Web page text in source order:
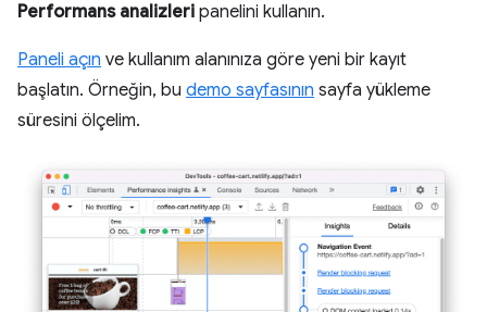
Performans analizleri panelini kullanın.
Paneli açın ve kullanım alanınıza göre yeni bir kayıt
başlatın. Örneğin, bu demo sayfasının sayfa yükleme
süresini ölçelim.